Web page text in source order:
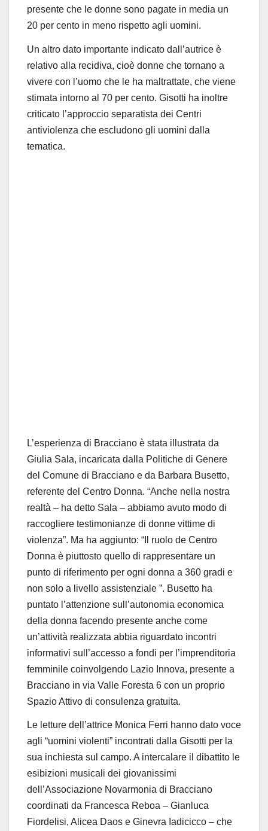
presente che le donne sono pagate in media un
20 per cento in meno rispetto agli uomini.
Un altro dato importante indicato dall ’autrice è
relativo a lla recidiva, cioè donne che tornano a
vivere con l ’uomo che le ha maltrattate, che viene
stimata intorno al 70 per cento. Gisotti ha inoltre
criticato l ’approccio separatista dei Centri
antiviolenza che escludono gli uomini dalla
tematica.
L’esperienza di Bracciano è stata illustrata da
Giulia Sala, incaricata dalla Politiche di Genere
del Comune di Bracciano e da Barbara Busetto,
referente del Centro Donna. “Anche nella nostra
realtà – ha detto Sala – abbiamo avuto modo di
raccogliere testimonianze di donne vittime di
violenza”. Ma ha aggiunto: “ Il ruolo de Centro
Donna è piuttosto quello di rappresentare un
punto di riferimento per ogni donna a 360 gradi e
non solo a livello assistenziale ”. Busetto ha
puntato l ’attenzione sull’autonomia economica
della donna facendo presente anche come
un’attività realizzata abbia riguardato incontri
informativi sull ’accesso a fondi per l ’imprenditoria
femminile coinvolgendo Lazio Innova, presente a
Bracciano in via Valle Foresta 6 con un proprio
Spazio Attivo di consulenza gratuita.
Le letture dell ’attrice Monica Ferri hanno dato voce
agli “uomini violenti” incontrati dalla Gisotti per la
sua inchiesta sul campo. A intercalare il dibattito le
esibizioni musicali dei giovanissimi
dell ’Associazione Novarmonia di Bracciano
coordinati da Francesca Reboa – Gianluca
Fiordelisi, Alicea Daos e Ginevra Iadicicco – che